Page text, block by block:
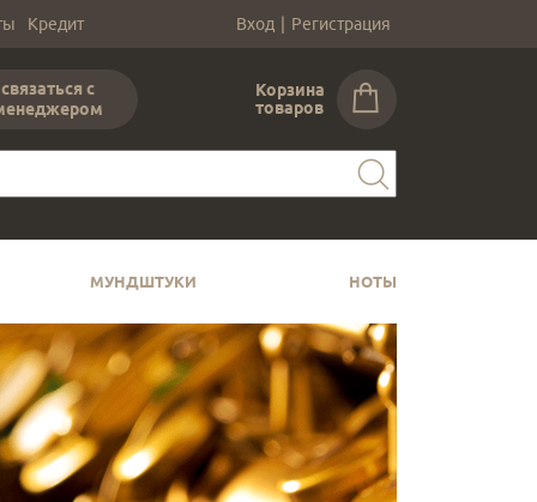
Кредит Вход | Регистрация
связаться с
Корзина
товаров
МУНДШТУКИ НОТЫ